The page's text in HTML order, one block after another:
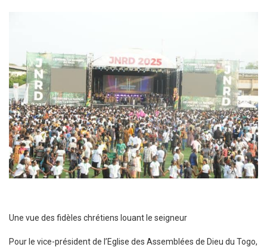
Une vue des fidèles chrétiens louant le seigneur
Pour le vice-président de l’Eglise des Assemblées de Dieu du Togo,